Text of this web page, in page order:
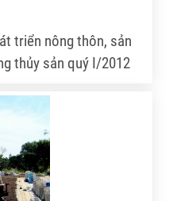
triển nông thôn, sản
thủy sản quý I/2012
khai thác ước đạt 622
nuôi trồng ước đạt